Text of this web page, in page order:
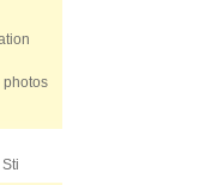
photos
Sti